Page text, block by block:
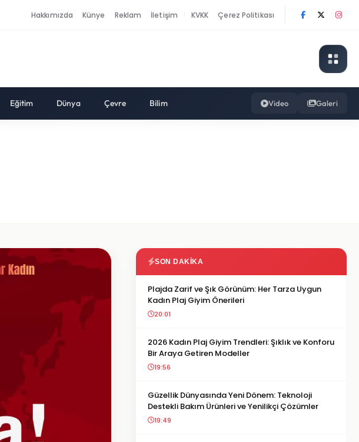
Hakkımızda Künye Reklam İletişim KVKK Çerez Politikası
Eğitim Dünya Çevre Bilim Video Galeri
SON DAKIKA
Plajda Zarif ve Şık Görünüm: Her Tarza Uygun
Kadın Plaj Giyim Önerileri
20:01
2026 Kadın Plaj Giyim Trendleri: Şıklık ve Konforu
Bir Araya Getiren Modeller
19:56
Güzellik Dünyasında Yeni Dönem: Teknoloji
Destekli Bakım Ürünleri ve Yenilikçi Çözümler
19:49